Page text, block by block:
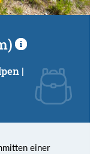
|
einer